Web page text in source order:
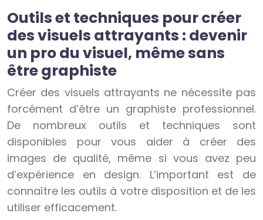
Outils et techniques pour créer
des visuels attrayants : devenir
un pro du visuel, même sans
être graphiste
Créer des visuels attrayants ne nécessite pas
forcément d’être un graphiste professionnel.
De nombreux outils et techniques sont
disponibles pour vous aider à créer des
images de qualité, même si vous avez peu
d’expérience en design. L’important est de
connaître les outils à votre disposition et de les
utiliser efficacement.